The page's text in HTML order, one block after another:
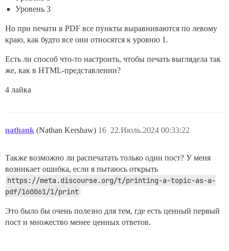
Уровень 3
Но при печати в PDF все пункты выравниваются по левому
краю, как будто все они относятся к уровню 1.
Есть ли способ что-то настроить, чтобы печать выглядела так
же, как в HTML-представлении?
4 лайка
nathank (Nathan Kershaw) 22.Июль.2024 00:33:22
16
Также возможно ли распечатать только один пост? У меня
возникает ошибка, если я пытаюсь открыть
https://meta.discourse.org/t/printing-a-topic-as-a-
pdf/160061/1/print
Это было бы очень полезно для тем, где есть ценный первый
пост и множество менее ценных ответов.